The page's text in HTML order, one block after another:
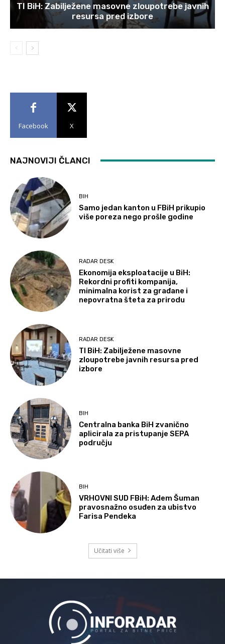
TI BiH: Zabilježene masovne zloupotrebe javnih
resursa pred izbore
Facebook X
NAJNOVIJI ČLANCI
BIH
Samo jedan kanton u FBiH prikupio
više poreza nego prošle godine
RADAR DESK
Ekonomija eksploatacije u BiH:
Rekordni profiti kompanija,
minimalna korist za građane i
nepovratna šteta za prirodu
RADAR DESK
TI BiH: Zabilježene masovne
zloupotrebe javnih resursa pred
izbore
BIH
Centralna banka BiH zvanično
aplicirala za pristupanje SEPA
području
BIH
VRHOVNI SUD FBiH: Adem Šuman
pravosnažno osuđen za ubistvo
Farisa Pendeka
Učitati više